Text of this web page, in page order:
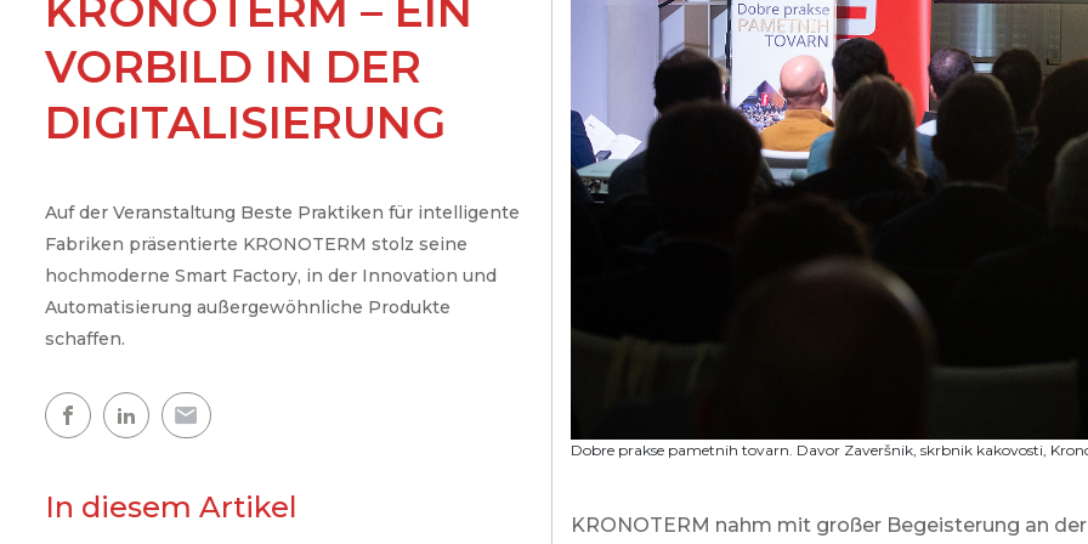
Komfort Ihres Heims
Warmwasserkreis
Mappe der Wärmepumpen
Die Erfahrungen unserer Kunden
Kommerzielle und
öffentliche Gebäude
Brauchwassererwärmung
Heizung und Kühlung von
Abwassernutzung
KRONOTERM – EIN
VORBILD IN DER
DIGITALISIERUNG
Auf der Veranstaltung Beste Praktiken für intelligente
Fabriken präsentierte KRONOTERM stolz seine
hochmoderne Smart Factory, in der Innovation und
Automatisierung außergewöhnliche Produkte
schaffen.
In diesem Artikel
Dobre prakse pametnih tovarn. Davor Zaveršnik, skrbnik kakovosti,
KRONOTERM nahm mit großer Begeisterung an